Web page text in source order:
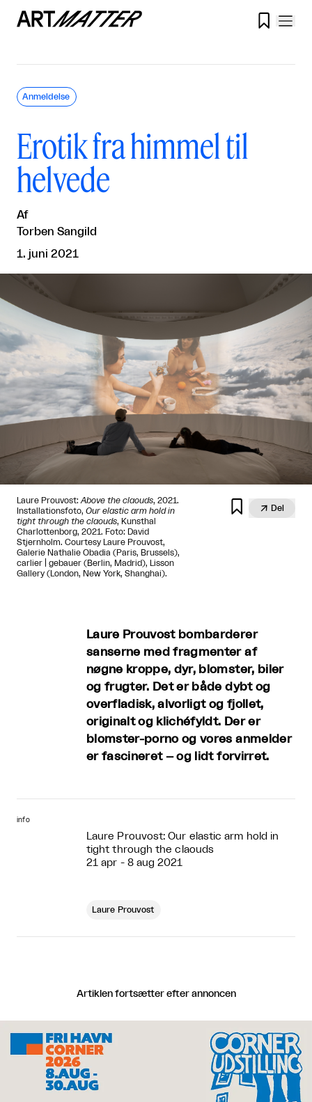

Erotik fra himmel til
helvede
Af
Torben Sangild
1. juni 2021
Anmeldelse
Laure Prouvost: Above the claouds, 2021.
Installationsfoto, Our elastic arm hold in
tight through the claouds, Kunsthal
Charlottenborg, 2021. Foto: David
Stjernholm. Courtesy Laure Prouvost,
Galerie Nathalie Obadia (Paris, Brussels),
carlier | gebauer (Berlin, Madrid), Lisson
Gallery (London, New York, Shanghai).
  Del
Laure Prouvost bombarderer
sanserne med fragmenter af
nøgne kroppe, dyr, blomster, biler
og frugter. Det er både dybt og
overfladisk, alvorligt og fjollet,
originalt og klichéfyldt. Der er
blomster-porno og vores anmelder
er fascineret – og lidt forvirret.
info
Laure Prouvost: Our elastic arm hold in
tight through the claouds
21 apr - 8 aug 2021
Laure Prouvost
Artiklen fortsætter efter annoncen